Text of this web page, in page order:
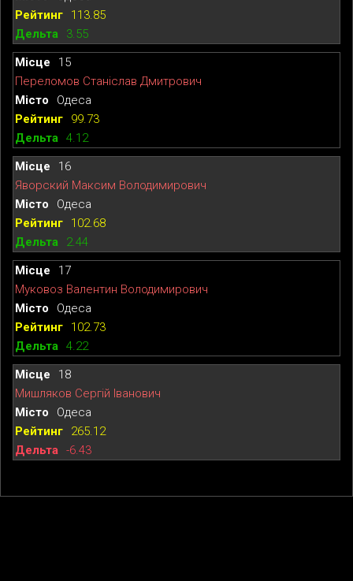
113.85
3.55
15
Переломов Станіслав Дмитрович
Одеса
99.73
4.12
16
Яворский Максим Володимирович
Одеса
102.68
2.44
17
Муковоз Валентин Володимирович
Одеса
102.73
4.22
18
Мишляков Сергій Іванович
Одеса
265.12
-6.43